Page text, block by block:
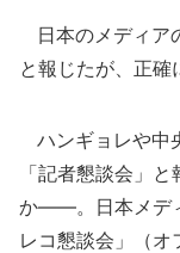
日本のメディア
と報じたが、正確
ハンギョレや中
「記者懇談会」
か――。日本メデ
レコ懇談会」（